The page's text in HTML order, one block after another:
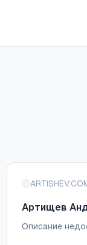
Артищев
Описание